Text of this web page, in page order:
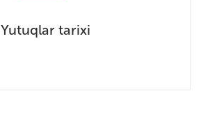
Yutuqlar tarixi